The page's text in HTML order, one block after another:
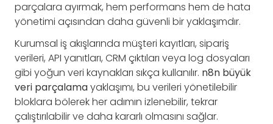
parçalara ayırmak, hem performans hem de hata
yönetimi açısından daha güvenli bir yaklaşımdır.
Kurumsal iş akışlarında müşteri kayıtları, sipariş
verileri, API yanıtları, CRM çıktıları veya log dosyaları
gibi yoğun veri kaynakları sıkça kullanılır. n8n büyük
veri parçalamayaklaşımı, bu verileri yönetilebilir
bloklara bölerek her adımın izlenebilir, tekrar
çalıştırılabilir ve daha kararlı olmasını sağlar.